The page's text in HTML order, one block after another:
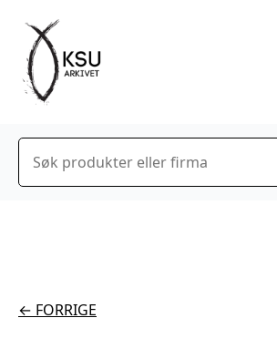
Søk
← FORRIGE